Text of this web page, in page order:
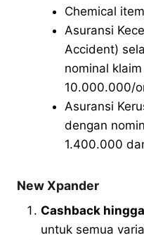
Chemical
Asuransi
Accident)
nominal
10.000.000/
Asuransi
dengan
1.400.000
New Xpander
Cashback
untuk semua